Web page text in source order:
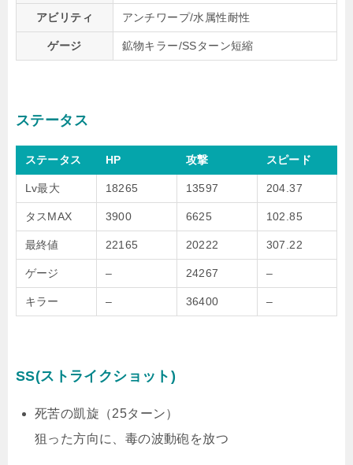
アビリティ アンチワープ/水属性耐性
ゲージ 鉱物キラー/SSターン短縮
ステータス
ステータス HP 攻撃 スピード
Lv最大 18265 13597 204.37
タスMAX 3900 6625 102.85
最終値 22165 20222 307.22
ゲージ – 24267 –
キラー – 36400 –
SS(ストライクショット)
死苦の凱旋（25ターン）
狙った方向に、毒の波動砲を放つ